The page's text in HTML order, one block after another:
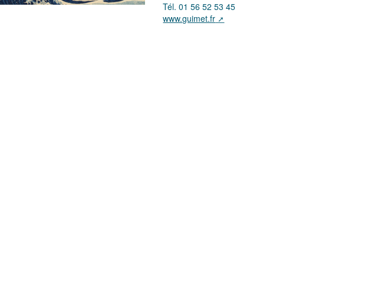
Tél. 01 56 52 53 45
www.guimet.fr